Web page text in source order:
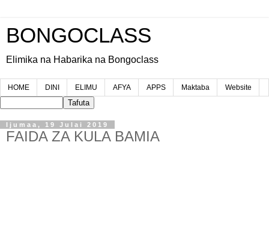
BONGOCLASS
Elimika na Habarika na Bongoclass
HOME DINI ELIMU AFYA APPS Maktaba Website
Ijumaa, 19 Julai 2019
FAIDA ZA KULA BAMIA